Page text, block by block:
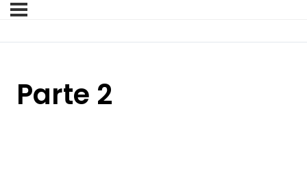
Parte 2